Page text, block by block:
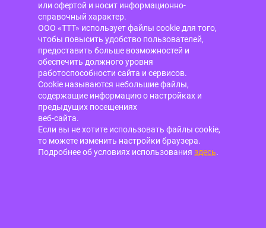
или офертой и носит информационно-
справочный характер.
ООО «ТТТ» использует файлы cookie для того,
чтобы повысить удобство пользователей,
предоставить больше возможностей и
обеспечить должного уровня
работоспособности сайта и сервисов.
Cookie называются небольшие файлы,
содержащие информацию о настройках и
предыдущих посещениях
веб-сайта.
Если вы не хотите использовать файлы cookie,
то можете изменить настройки браузера.
Подробнее об условиях использования здесь.